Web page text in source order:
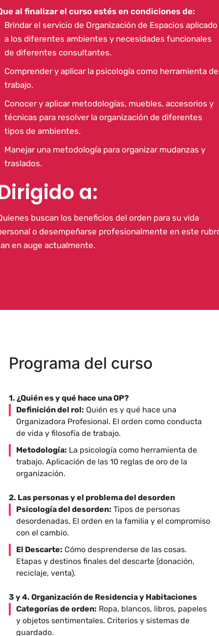
al finalizar el curso estés en condiciones de:
Brindar el servicio de Organización de Espacios aplicado
a los diferentes ambientes y necesidades funcionales
de diferentes consultantes.
Comprender y aplicar la psicología como herramienta de
trabajo.
Conocer y aplicar metodologías, muebles, accesorios y
técnicas para resolver la organización de diferentes
tipos de ambientes.
Manejar una metodología para organizar mudanzas y
traslados.
a:
buscan los beneficios del orden para su vida
o desempeñarse profesionalmente en este
en auge actualmente.
Programa del curso
1. ¿Quién es y qué hace una OP?
Definición del rol: Quién es y qué hace una
Organizadora Profesional. El orden como conducta
de vida y filosofía de trabajo.
Metodología: La psicología como herramienta de
trabajo. Aplicación de las 10 reglas de oro de la
organización.
2. Las personas y el problema del desorden
Psicología del desorden: Tipos de personas
desordenadas. El orden en la familia y el compromiso
con el cambio.
El Descarte: Cómo desprenderse de las cosas.
Etapas y destinos finales del descarte (donación,
reciclaje, venta).
3 y 4. Organización de Residencia y Habitaciones
Categorías de orden: Ropa, blancos, libros, papeles
y objetos sentimentales. Criterios y sistemas de
guardado.